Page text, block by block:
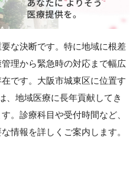
な決断です。特に地域に根差
理から緊急時の対応まで幅広
です。大阪市城東区に位置す
、地域医療に長年貢献してき
。診療科目や受付時間など、
情報を詳しくご案内します。